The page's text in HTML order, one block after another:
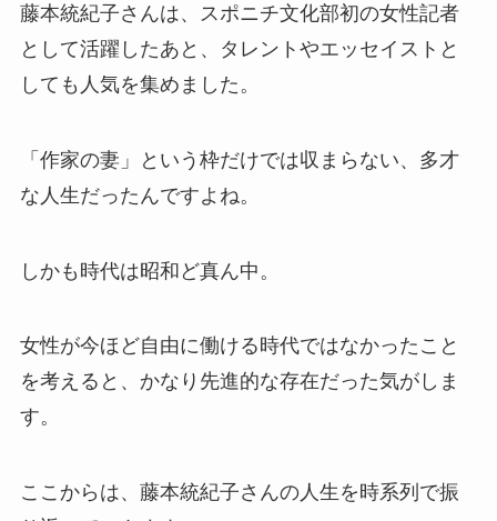
藤本統紀子さんは、スポニチ文化部初の女性記者
として活躍したあと、タレントやエッセイストと
しても人気を集めました。
「作家の妻」という枠だけでは収まらない、多才
な人生だったんですよね。
しかも時代は昭和ど真ん中。
女性が今ほど自由に働ける時代ではなかったこと
を考えると、かなり先進的な存在だった気がしま
す。
ここからは、藤本統紀子さんの人生を時系列で振